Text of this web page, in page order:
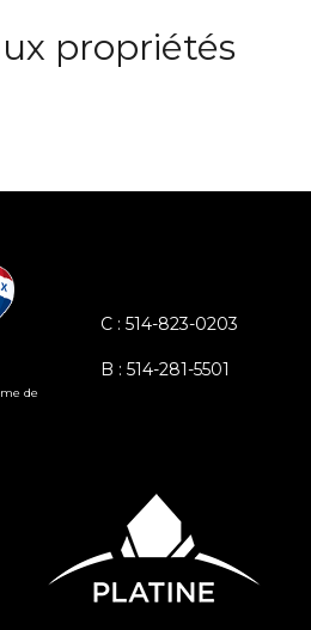
propriétés
de
C : 514-823-0203
B : 514-281-5501